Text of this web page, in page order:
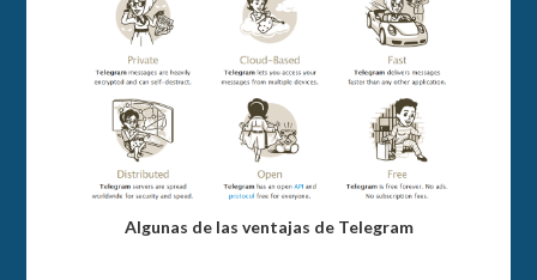
Algunas de las ventajas de Telegram